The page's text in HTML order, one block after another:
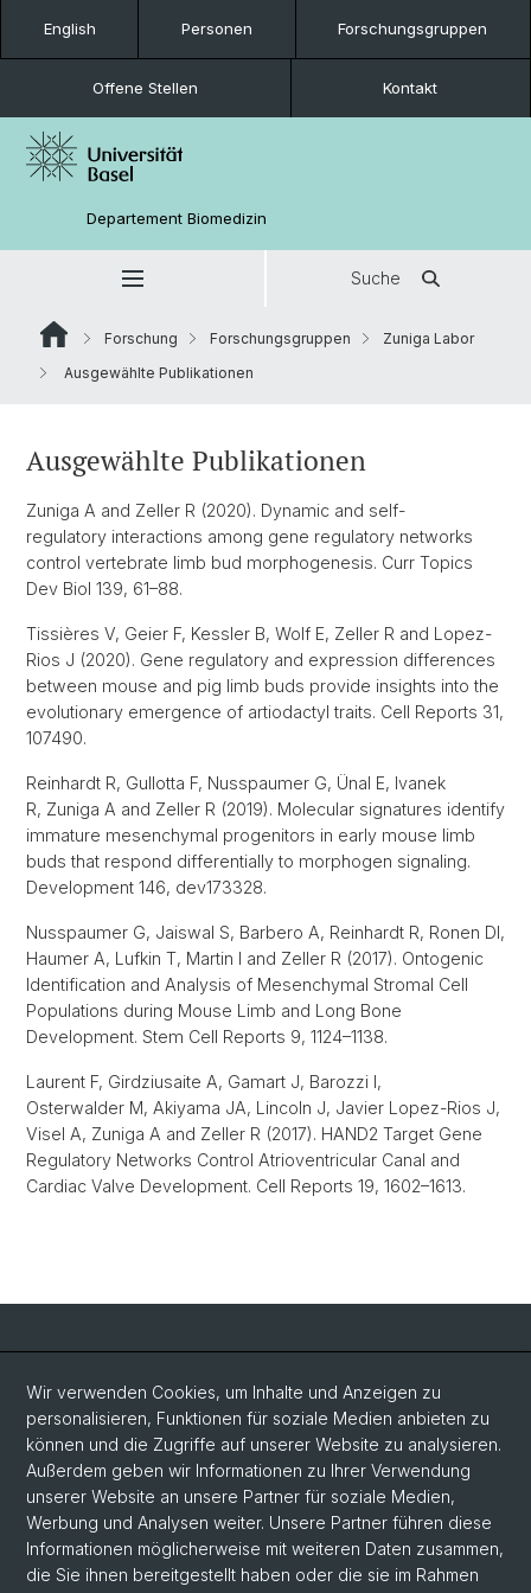
English Personen Forschungsgruppen
Offene Stellen Kontakt
Departement Biomedizin
Suche
Forschung Forschungsgruppen
Zuniga Labor
Ausgewählte Publikationen
Ausgewählte Publikationen
Zuniga A and Zeller R (2020). Dynamic and self-
regulatory interactions among gene regulatory networks
control vertebrate limb bud morphogenesis. Curr Topics
Dev Biol 139, 61–88.
Tissières V, Geier F, Kessler B, Wolf E, Zeller R and Lopez-
Rios J (2020). Gene regulatory and expression differences
between mouse and pig limb buds provide insights into the
evolutionary emergence of artiodactyl traits. Cell Reports 31,
107490.
Reinhardt R, Gullotta F, Nusspaumer G, Ünal E, Ivanek
R, Zuniga A and Zeller R (2019). Molecular signatures identify
immature mesenchymal progenitors in early mouse limb
buds that respond differentially to morphogen signaling.
Development 146, dev173328.
Nusspaumer G, Jaiswal S, Barbero A, Reinhardt R, Ronen DI,
Haumer A, Lufkin T, Martin I and Zeller R (2017). Ontogenic
Identification and Analysis of Mesenchymal Stromal Cell
Populations during Mouse Limb and Long Bone
Development. Stem Cell Reports 9, 1124–1138.
Laurent F, Girdziusaite A, Gamart J, Barozzi I,
Osterwalder M, Akiyama JA, Lincoln J, Javier Lopez-Rios J,
Visel A, Zuniga A and Zeller R (2017). HAND2 Target Gene
Regulatory Networks Control Atrioventricular Canal and
Cardiac Valve Development. Cell Reports 19, 1602–1613.
Social Media
LinkedIn
Bluesky
Vimeo
Wir verwenden Cookies, um Inhalte und Anzeigen zu
personalisieren, Funktionen für soziale Medien anbieten zu
können und die Zugriffe auf unserer Website zu analysieren.
Außerdem geben wir Informationen zu Ihrer Verwendung
unserer Website an unsere Partner für soziale Medien,
Werbung und Analysen weiter. Unsere Partner führen diese
Informationen möglicherweise mit weiteren Daten zusammen,
die Sie ihnen bereitgestellt haben oder die sie im Rahmen